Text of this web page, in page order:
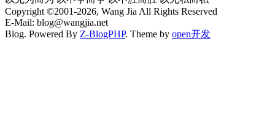
Copyright ©2001-2026, Wang Jia All Rights Reserved
E-Mail: blog@wangjia.net
Blog. Powered By Z-BlogPHP. Theme by open开发